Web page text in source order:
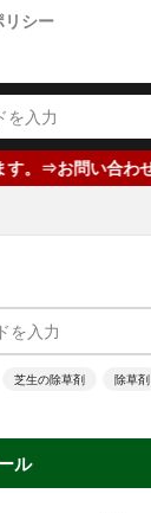
リシー
芝生の除草剤 除草剤
ル